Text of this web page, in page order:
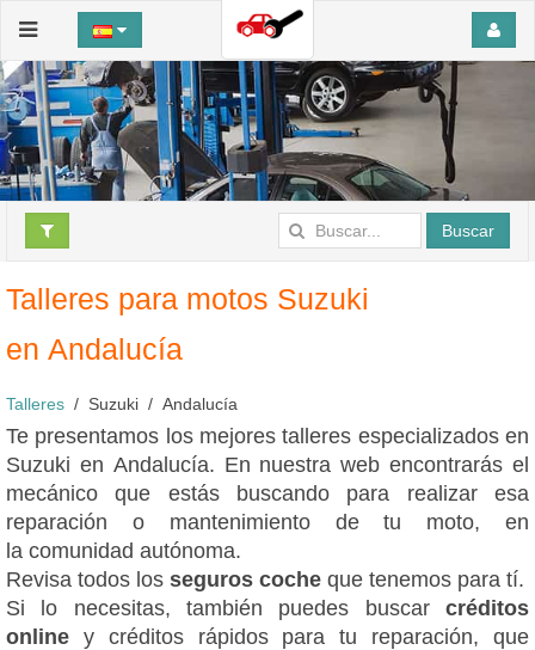
Buscar
Talleres para motos Suzuki
en Andalucía
Talleres Suzuki Andalucía
Te presentamos los mejores talleres especializados en
Suzuki en Andalucía. En nuestra web encontrarás el
mecánico que estás buscando para realizar esa
reparación o mantenimiento de tu moto, en
la comunidad autónoma.
Revisa todos los seguros coche que tenemos para tí.
Si lo necesitas, también puedes buscar créditos
online y créditos rápidos para tu reparación, que